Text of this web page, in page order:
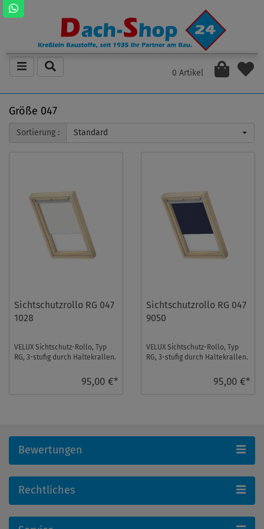
0 Artikel
Größe 047
Sortierung : Standard
Sichtschutzrollo RG 047
1028
VELUX Sichtschutz-Rollo, Typ
RG, 3-stufig durch Haltekrallen.
95,00 €*
Sichtschutzrollo RG 047
9050
VELUX Sichtschutz-Rollo, Typ
RG, 3-stufig durch Haltekrallen.
95,00 €*
Bewertungen
Rechtliches